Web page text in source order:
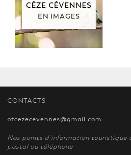
CÈZE CÉVENNES
EN IMAGES
CONTACTS
otcezecevennes@gmail.com
Nos points d’information touristique
postal ou téléphone